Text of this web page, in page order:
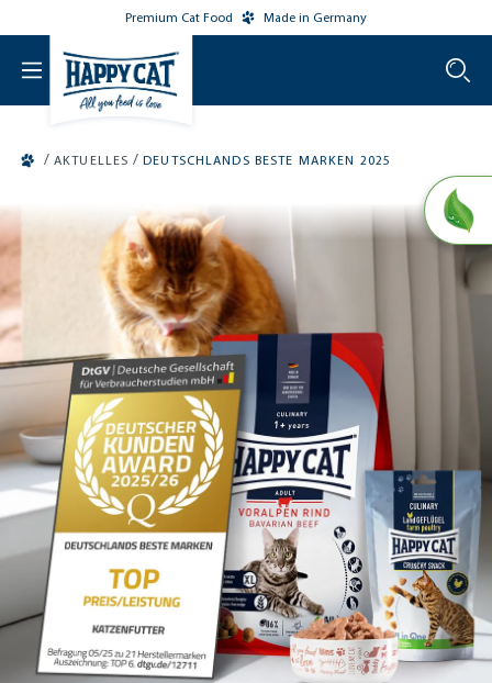
Premium Cat Food Made in Germany
/ AKTUELLES / DEUTSCHLANDS BESTE MARKEN 2025